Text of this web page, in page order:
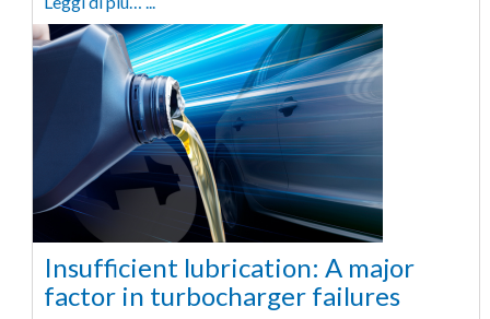
Insufficient lubrication: A major
factor in turbocharger failures